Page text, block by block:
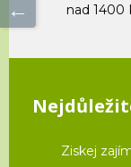
nad 1400
Ziskej